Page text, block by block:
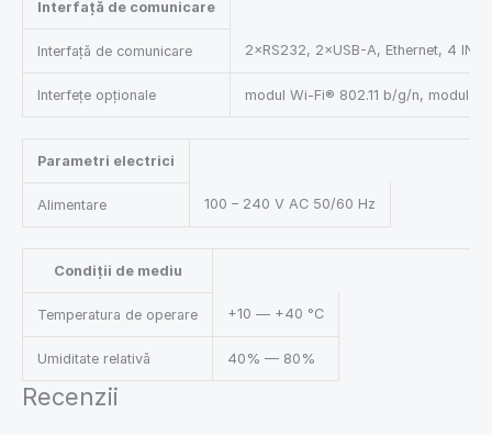
Interfață de comunicare
Interfață de comunicare 2×RS232, 2×USB-A, Ethernet, 4 IN /
Interfețe opționale modul Wi-Fi® 802.11 b/g/n, modul
Parametri electrici
Alimentare 100 – 240 V AC 50/60 Hz
Condiții de mediu
Temperatura de operare +10 — +40 °C
Umiditate relativă 40% — 80%
Recenzii